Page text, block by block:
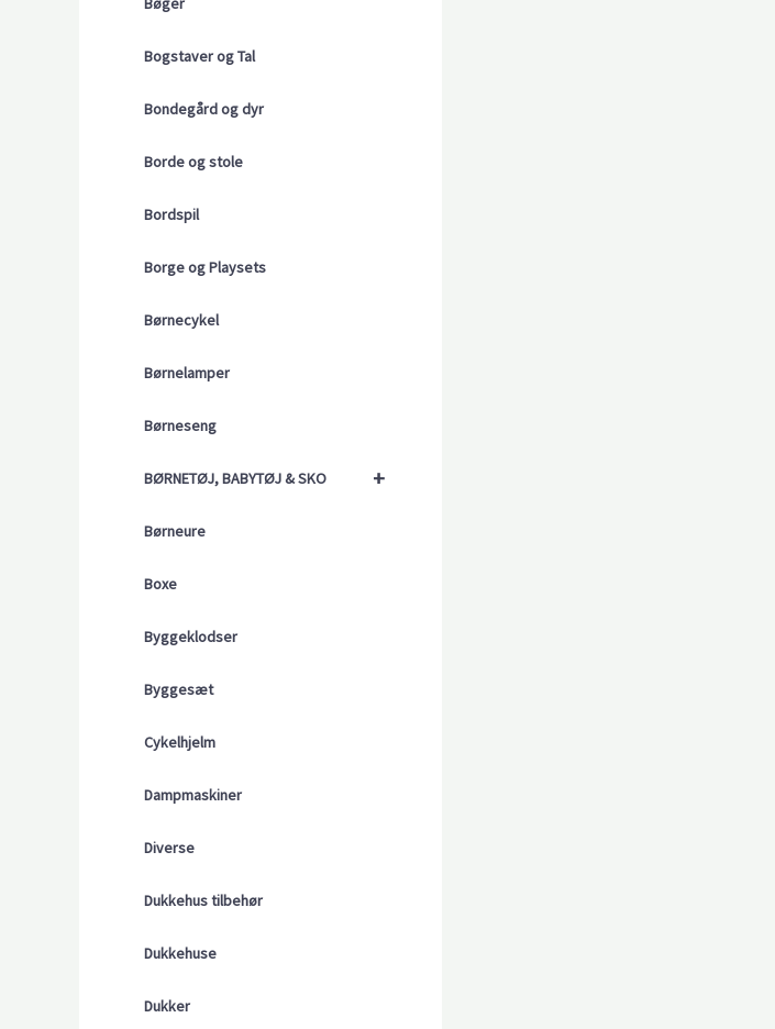
Bogstaver og Tal
Bondegård og dyr
Borde og stole
Bordspil
Borge og Playsets
Børnecykel
Børnelamper
Børneseng
+
BØRNETØJ, BABYTØJ & SKO
Børneure
Boxe
Byggeklodser
Byggesæt
Cykelhjelm
Dampmaskiner
Diverse
Dukkehus tilbehør
Dukkehuse
Dukker